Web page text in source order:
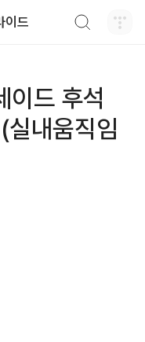
이드
이드 후석
실내움직임